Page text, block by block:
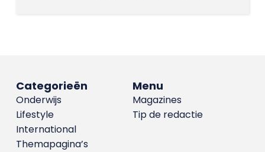
Menu
Magazines
Tip de redactie
Categorieën
Onderwijs
Lifestyle
International
Themapagina’s